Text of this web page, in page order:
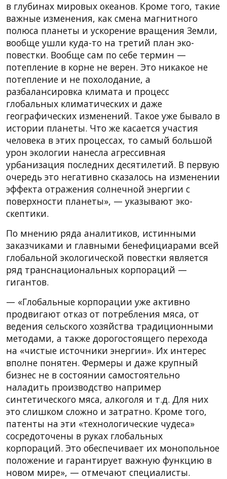
в глубинах мировых океанов. Кроме того, такие
важные изменения, как смена магнитного
полюса планеты и ускорение вращения Земли,
вообще ушли куда-то на третий план эко-
повестки. Вообще сам по себе термин —
потепление в корне не верен. Это никакое не
потепление и не похолодание, а
разбалансировка климата и процесс
глобальных климатических и даже
географических изменений. Такое уже бывало в
истории планеты. Что же касается участия
человека в этих процессах, то самый большой
урон экологии нанесла агрессивная
урбанизация последних десятилетий. В первую
очередь это негативно сказалось на изменении
эффекта отражения солнечной энергии с
поверхности планеты», — указывают эко-
скептики.
По мнению ряда аналитиков, истинными
заказчиками и главными бенефициарами всей
глобальной экологической повестки является
ряд транснациональных корпораций —
гигантов.
— «Глобальные корпорации уже активно
продвигают отказ от потребления мяса, от
ведения сельского хозяйства традиционными
методами, а также дорогостоящего перехода
на «чистые источники энергии». Их интерес
вполне понятен. Фермеры и даже крупный
бизнес не в состоянии самостоятельно
наладить производство например
синтетического мяса, алкоголя и т.д. Для них
это слишком сложно и затратно. Кроме того,
патенты на эти «технологические чудеса»
сосредоточены в руках глобальных
корпораций. Это обеспечивает их монопольное
положение и гарантирует важную функцию в
новом мире», — отмечают специалисты.